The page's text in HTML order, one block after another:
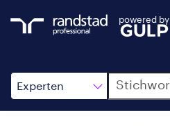
powered by
Experten
Suche